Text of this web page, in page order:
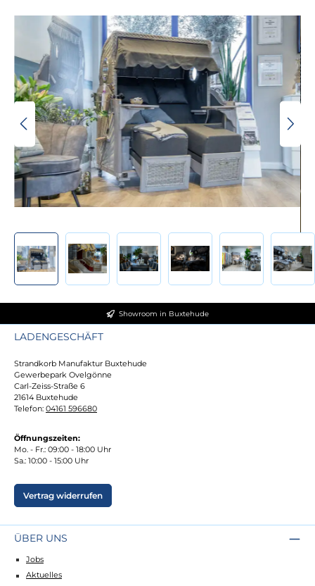
Bildergalerie überspringen
Showroom in Buxtehude
LADENGESCHÄFT
Strandkorb Manufaktur Buxtehude
Gewerbepark Ovelgönne
Carl-Zeiss-Straße 6
21614 Buxtehude
Telefon: 04161 596680
Öffnungszeiten:
Mo. - Fr.: 09:00 - 18:00 Uhr
Sa.: 10:00 - 15:00 Uhr
Vertrag widerrufen
ÜBER UNS
Jobs
Aktuelles